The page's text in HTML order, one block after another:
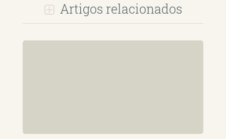
Artigos relacionados